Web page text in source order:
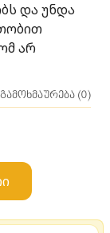
და უნდა
არ
გამოხმაურება (0)